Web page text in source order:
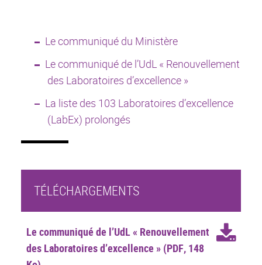
Le communiqué du Ministère
Le communiqué de l’UdL « Renouvellement
des Laboratoires d’excellence »
La liste des 103 Laboratoires d’excellence
(LabEx) prolongés
TÉLÉCHARGEMENTS
Le communiqué de l’UdL « Renouvellement
des Laboratoires d’excellence » (PDF, 148